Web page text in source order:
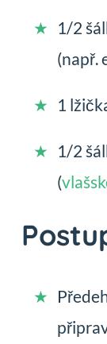
1/2
(např.
1
1/2
(